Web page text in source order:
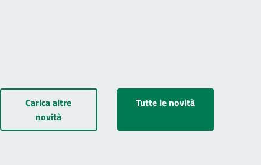
Carica altre
novità
Tutte le novità